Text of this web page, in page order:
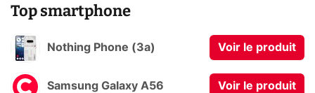
Top smartphone
Nothing Phone (3a) Voir le produit
Samsung Galaxy A56 Voir le produit